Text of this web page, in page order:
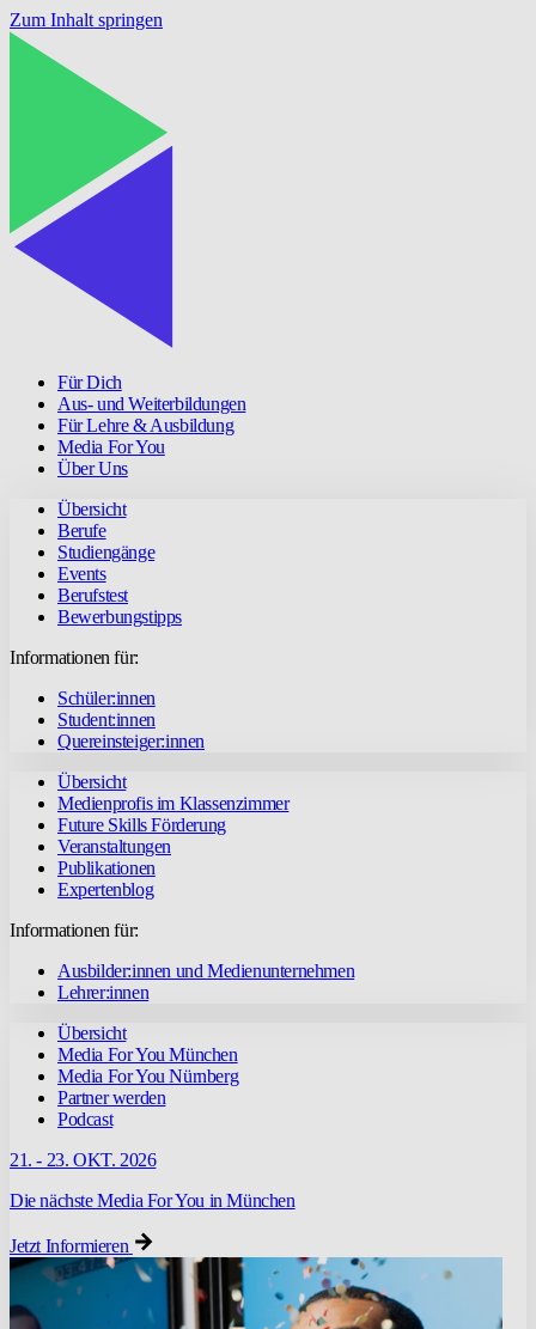
Zum Inhalt springen
Für Dich
Aus- und Weiterbildungen
Für Lehre & Ausbildung
Media For You
Über Uns
Übersicht
Berufe
Studiengänge
Events
Berufstest
Bewerbungstipps
Informationen für:
Schüler:innen
Student:innen
Quereinsteiger:innen
Übersicht
Medienprofis im Klassenzimmer
Future Skills Förderung
Veranstaltungen
Publikationen
Expertenblog
Informationen für:
Ausbilder:innen und Medienunternehmen
Lehrer:innen
Übersicht
Media For You München
Media For You Nürnberg
Partner werden
Podcast
21. - 23. OKT. 2026
Die nächste Media For You in München
Jetzt Informieren